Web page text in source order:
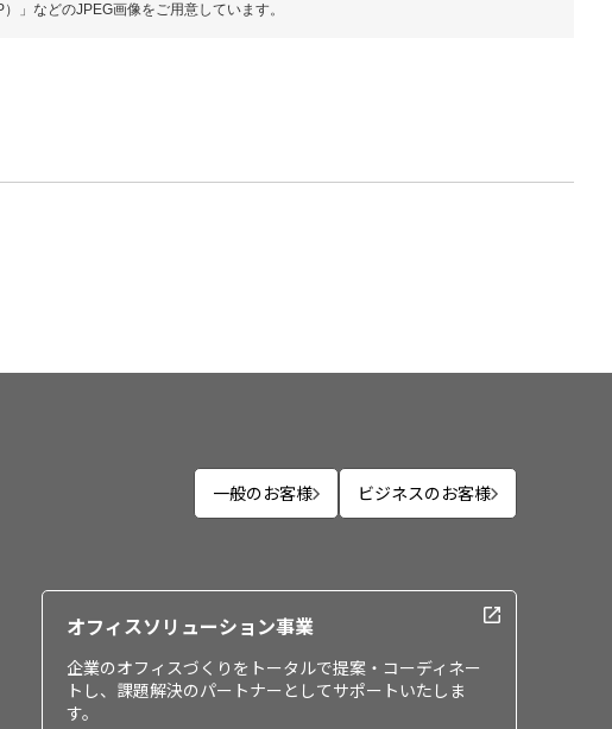
P）」などのJPEG画像をご用意しています。
一般のお客様 ビジネスのお客様
オフィスソリューション事業
企業のオフィスづくりをトータルで提案・コーディネー
トし、課題解決のパートナーとしてサポートいたしま
す。